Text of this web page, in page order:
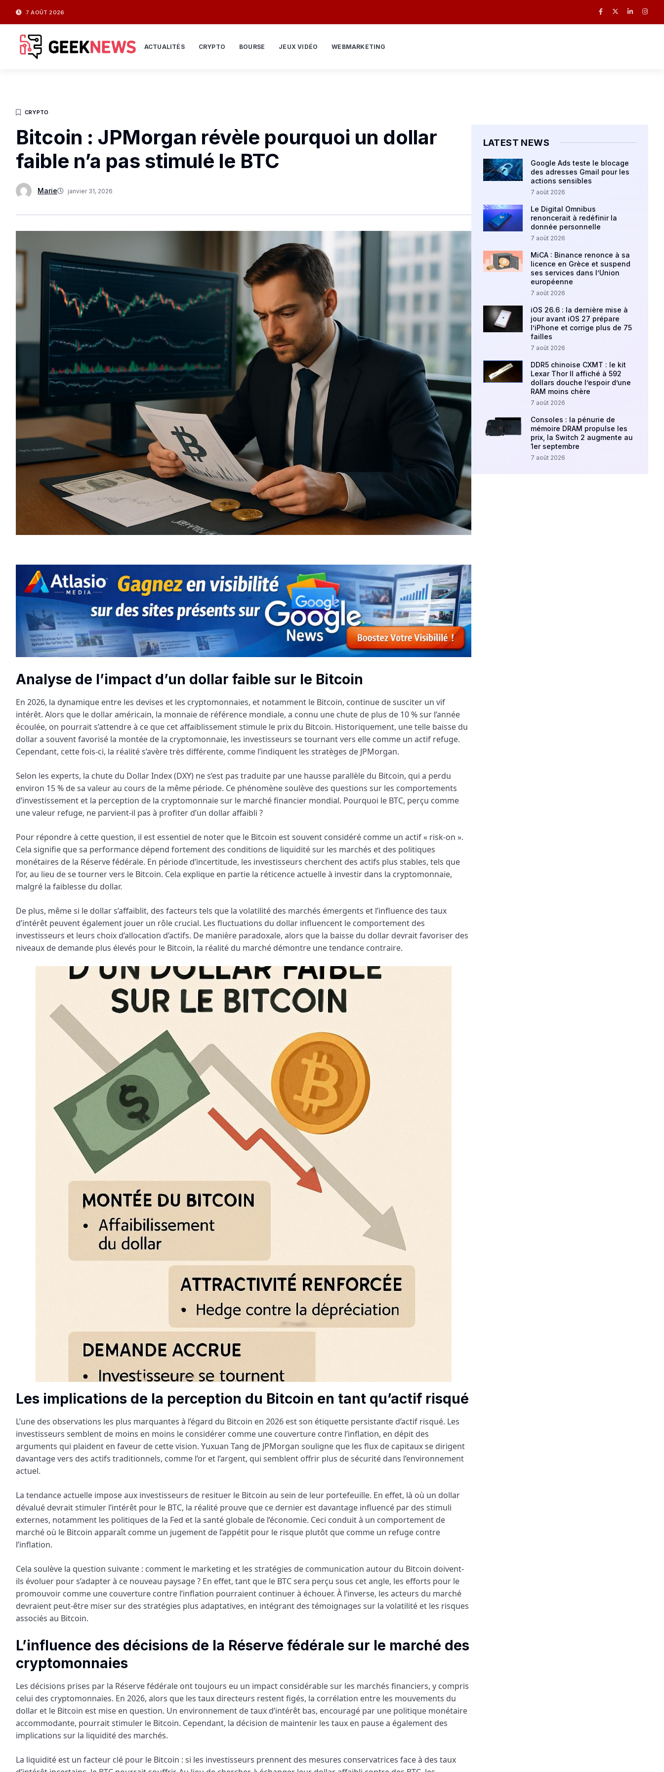
7 AOÛT 2026
ACTUALITÉS CRYPTO BOURSE JEUX VIDÉO WEBMARKETING
CRYPTO
Bitcoin : JPMorgan révèle pourquoi un dollar
faible n’a pas stimulé le BTC
Marie janvier 31, 2026
Analyse de l’impact d’un dollar faible sur le Bitcoin
En 2026, la dynamique entre les devises et les cryptomonnaies, et notamment le Bitcoin, continue de susciter un vif
intérêt. Alors que le dollar américain, la monnaie de référence mondiale, a connu une chute de plus de 10 % sur l’année
écoulée, on pourrait s’attendre à ce que cet affaiblissement stimule le prix du Bitcoin. Historiquement, une telle baisse du
dollar a souvent favorisé la montée de la cryptomonnaie, les investisseurs se tournant vers elle comme un actif refuge.
Cependant, cette fois-ci, la réalité s’avère très différente, comme l’indiquent les stratèges de JPMorgan.
Selon les experts, la chute du Dollar Index (DXY) ne s’est pas traduite par une hausse parallèle du Bitcoin, qui a perdu
environ 15 % de sa valeur au cours de la même période. Ce phénomène soulève des questions sur les comportements
d’investissement et la perception de la cryptomonnaie sur le marché financier mondial. Pourquoi le BTC, perçu comme
une valeur refuge, ne parvient-il pas à profiter d’un dollar affaibli ?
Pour répondre à cette question, il est essentiel de noter que le Bitcoin est souvent considéré comme un actif « risk-on ».
Cela signifie que sa performance dépend fortement des conditions de liquidité sur les marchés et des politiques
monétaires de la Réserve fédérale. En période d’incertitude, les investisseurs cherchent des actifs plus stables, tels que
l’or, au lieu de se tourner vers le Bitcoin. Cela explique en partie la réticence actuelle à investir dans la cryptomonnaie,
malgré la faiblesse du dollar.
De plus, même si le dollar s’affaiblit, des facteurs tels que la volatilité des marchés émergents et l’influence des taux
d’intérêt peuvent également jouer un rôle crucial. Les fluctuations du dollar influencent le comportement des
investisseurs et leurs choix d’allocation d’actifs. De manière paradoxale, alors que la baisse du dollar devrait favoriser des
niveaux de demande plus élevés pour le Bitcoin, la réalité du marché démontre une tendance contraire.
Les implications de la perception du Bitcoin en tant qu’actif risqué
L’une des observations les plus marquantes à l’égard du Bitcoin en 2026 est son étiquette persistante d’actif risqué. Les
investisseurs semblent de moins en moins le considérer comme une couverture contre l’inflation, en dépit des
arguments qui plaident en faveur de cette vision. Yuxuan Tang de JPMorgan souligne que les flux de capitaux se dirigent
davantage vers des actifs traditionnels, comme l’or et l’argent, qui semblent offrir plus de sécurité dans l’environnement
actuel.
La tendance actuelle impose aux investisseurs de resituer le Bitcoin au sein de leur portefeuille. En effet, là où un dollar
dévalué devrait stimuler l’intérêt pour le BTC, la réalité prouve que ce dernier est davantage influencé par des stimuli
externes, notamment les politiques de la Fed et la santé globale de l’économie. Ceci conduit à un comportement de
marché où le Bitcoin apparaît comme un jugement de l’appétit pour le risque plutôt que comme un refuge contre
l’inflation.
Cela soulève la question suivante : comment le marketing et les stratégies de communication autour du Bitcoin doivent-
ils évoluer pour s’adapter à ce nouveau paysage ? En effet, tant que le BTC sera perçu sous cet angle, les efforts pour le
promouvoir comme une couverture contre l’inflation pourraient continuer à échouer. À l’inverse, les acteurs du marché
devraient peut-être miser sur des stratégies plus adaptatives, en intégrant des témoignages sur la volatilité et les risques
associés au Bitcoin.
L’influence des décisions de la Réserve fédérale sur le marché des
cryptomonnaies
Les décisions prises par la Réserve fédérale ont toujours eu un impact considérable sur les marchés financiers, y compris
celui des cryptomonnaies. En 2026, alors que les taux directeurs restent figés, la corrélation entre les mouvements du
dollar et le Bitcoin est mise en question. Un environnement de taux d’intérêt bas, encouragé par une politique monétaire
accommodante, pourrait stimuler le Bitcoin. Cependant, la décision de maintenir les taux en pause a également des
implications sur la liquidité des marchés.
La liquidité est un facteur clé pour le Bitcoin : si les investisseurs prennent des mesures conservatrices face à des taux
LATEST NEWS
Google Ads teste le blocage
des adresses Gmail pour les
actions sensibles
7 août 2026
Le Digital Omnibus
renoncerait à redéfinir la
donnée personnelle
7 août 2026
MiCA : Binance renonce à sa
licence en Grèce et suspend
ses services dans l’Union
européenne
7 août 2026
iOS 26.6 : la dernière mise à
jour avant iOS 27 prépare
l’iPhone et corrige plus de 75
failles
7 août 2026
DDR5 chinoise CXMT : le kit
Lexar Thor II affiché à 592
dollars douche l’espoir d’une
RAM moins chère
7 août 2026
Consoles : la pénurie de
mémoire DRAM propulse les
prix, la Switch 2 augmente au
1er septembre
7 août 2026